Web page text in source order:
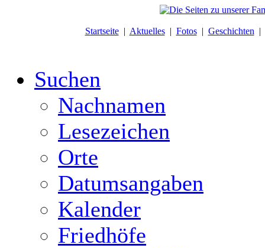
Startseite| Aktuelles| Fotos| Geschichten |
Suchen
Nachnamen
Lesezeichen
Orte
Datumsangaben
Kalender
Friedhöfe